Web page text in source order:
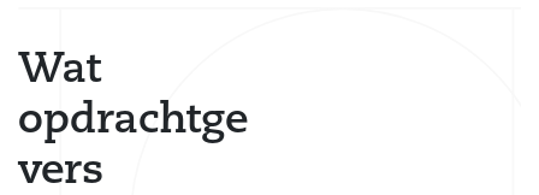
Wat
opdrachtge
vers